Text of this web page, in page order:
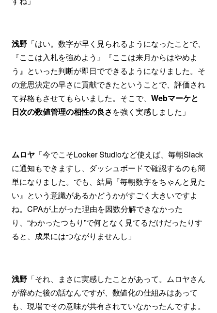
浅野 「はい。数字が早く見られるようになったことで、
『ここは入札を強めよう』『ここは来月からはやめよ
う』といった判断が即日でできるようになりました。そ
の意思決定の早さに貢献できたということで、評価され
て昇格もさせてもらいました。そこで、 Webマーケと
日次の数値管理の相性の良さを強く実感しました」
ムロヤ 「今でこそLooker Studioなど使えば、毎朝Slack
に通知もできますし、ダッシュボードで確認するのも簡
単になりました。でも、結局『毎朝数字をちゃんと見た
い』という意識があるかどうかがすごく大きいですよ
ね。CPAが上がった理由を因数分解できなかった
り、“わかったつもり”で何となく見てるだけだったりす
ると、成果にはつながりませんし」
浅野 「それ、まさに実感したことがあって。ムロヤさん
が辞めた後の話なんですが、数値化の仕組みはあって
も、現場でその意味が共有されていなかったんですよ。